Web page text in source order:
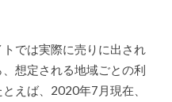
では実際に売りに出され
想定される地域ごとの利
えば、2020年7月現在、